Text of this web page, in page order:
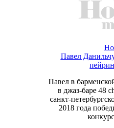
Павел
Павел в
в джаз-баре 48
санкт-
2018 года